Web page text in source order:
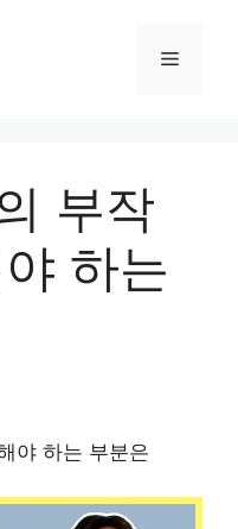
Menu
부작
하는
야 하는 부분은